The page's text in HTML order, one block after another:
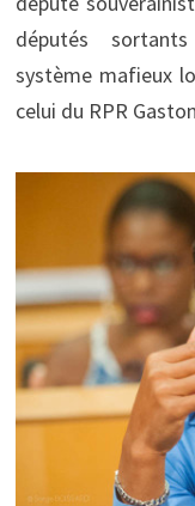
députés
système mafieux
celui du RPR